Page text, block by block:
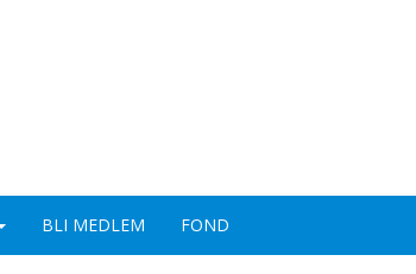
BLI MEDLEM FOND